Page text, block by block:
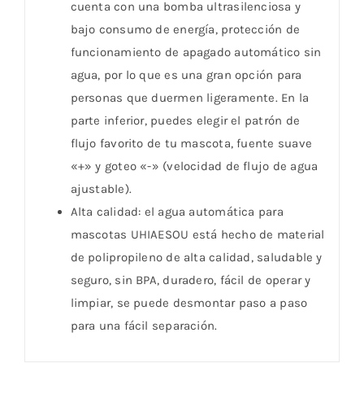
cuenta con una bomba ultrasilenciosa y
bajo consumo de energía, protección de
funcionamiento de apagado automático sin
agua, por lo que es una gran opción para
personas que duermen ligeramente. En la
parte inferior, puedes elegir el patrón de
flujo favorito de tu mascota, fuente suave
«+» y goteo «-» (velocidad de flujo de agua
ajustable).
Alta calidad: el agua automática para
mascotas UHIAESOU está hecho de material
de polipropileno de alta calidad, saludable y
seguro, sin BPA, duradero, fácil de operar y
limpiar, se puede desmontar paso a paso
para una fácil separación.